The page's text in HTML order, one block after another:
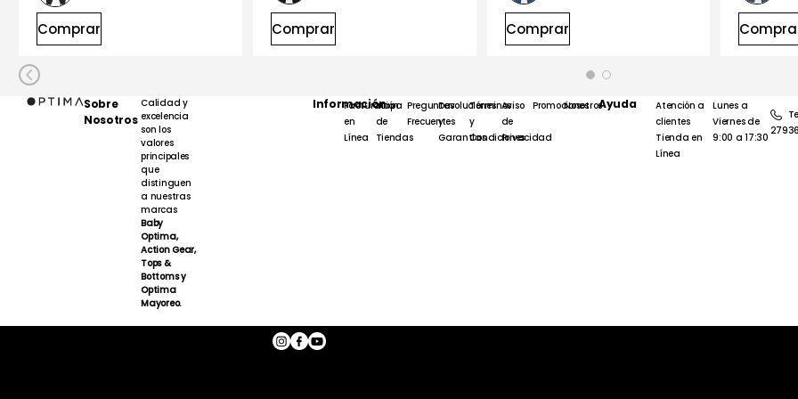
Comprar Comprar Comprar Comprar
Sobre
Nosotros
Calidad y
excelencia
son los
valores
principales
que
distinguen
a nuestras
marcas
Baby
Optima,
Action Gear,
Tops &
Bottoms y
Optima
Mayoreo.
Información
Facturación
en
Línea
Mapa
de
Tiendas
Preguntas
Frecuentes
Devoluciones
y
Garantías
Términos
y
Condiciones
Aviso
de
Privacidad
Promociones
NosotrosAyuda
Atención a
clientes
Tienda en
Línea
Lunes a
Viernes de
9:00 a 17:30